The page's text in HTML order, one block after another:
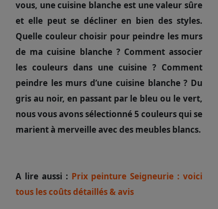
vous, une cuisine blanche est une valeur sûre
et elle peut se décliner en bien des styles.
Quelle couleur choisir pour peindre les murs
de ma cuisine blanche ? Comment associer
les couleurs dans une cuisine ? Comment
peindre les murs d’une cuisine blanche ? Du
gris au noir, en passant par le bleu ou le vert,
nous vous avons sélectionné 5 couleurs qui se
marient à merveille avec des meubles blancs.
A lire aussi : Prix peinture Seigneurie : voici
tous les coûts détaillés & avis